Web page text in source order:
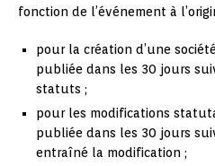
fonction de l’événement à
pour la création d’une
publiée dans les 30 jours
statuts ;
pour les modifications
publiée dans les 30 jours
entraîné la modification ;